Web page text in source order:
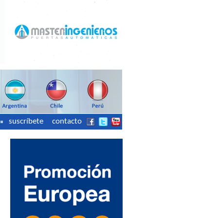
suscríbete contacto